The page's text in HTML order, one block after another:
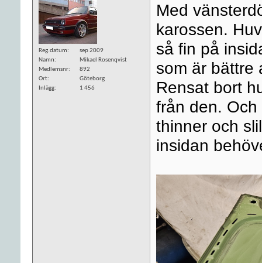
Reg.datum
sep 2009
Namn
Mikael Rosenqvist
Medlemsnr
892
Ort
Göteborg
Inlägg
1 456
Med
karossen.
så fin på
som är bättre
Rensat bort
från den.
thinner och
insidan